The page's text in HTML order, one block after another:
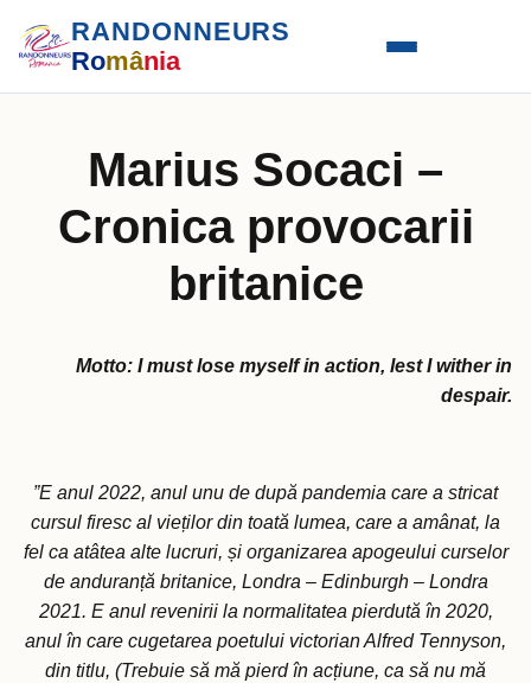
RANDONNEURS
România
Marius Socaci –
Cronica provocarii
britanice
Motto: I must lose myself in action, lest I wither in
despair.
”E anul 2022, anul unu de după pandemia care a stricat
cursul firesc al vieților din toată lumea, care a amânat, la
fel ca atâtea alte lucruri, și organizarea apogeului curselor
de anduranță britanice, Londra – Edinburgh – Londra
2021. E anul revenirii la normalitatea pierdută în 2020,
anul în care cugetarea poetului victorian Alfred Tennyson,
din titlu, (Trebuie să mă pierd în acțiune, ca să nu mă